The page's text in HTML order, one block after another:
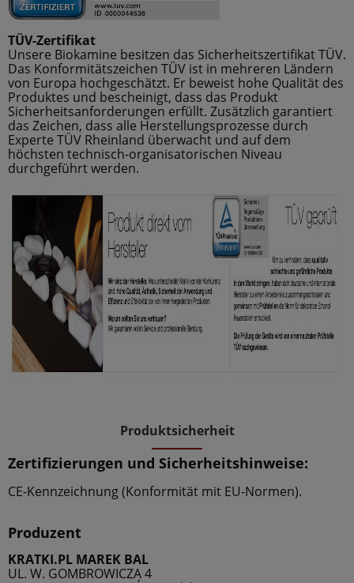
TÜV-Zertifikat
Unsere Biokamine besitzen das Sicherheitszertifikat TÜV.
Das Konformitätszeichen TÜV ist in mehreren Ländern
von Europa hochgeschätzt. Er beweist hohe Qualität des
Produktes und bescheinigt, dass das Produkt
Sicherheitsanforderungen erfüllt. Zusätzlich garantiert
das Zeichen, dass alle Herstellungsprozesse durch
Experte TÜV Rheinland überwacht und auf dem
höchsten technisch-organisatorischen Niveau
durchgeführt werden.
Produktsicherheit
Zertifizierungen und Sicherheitshinweise:
CE-Kennzeichnung (Konformität mit EU-Normen).
Produzent
KRATKI.PL MAREK BAL
UL. W. GOMBROWICZA 4